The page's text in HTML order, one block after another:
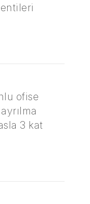
ofise
3 kat